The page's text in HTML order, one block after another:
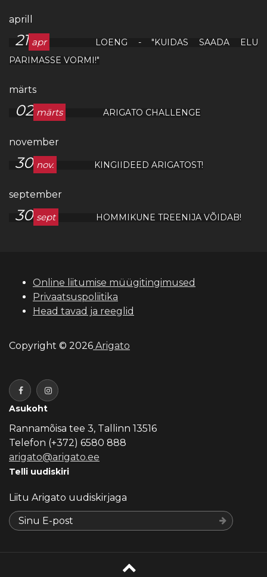
aprill
21 apr
LOENG - "KUIDAS SAADA ELU
PARIMASSE VORMI!"
märts
02 märts ARIGATO CHALLENGE
november
30 nov. KINGIIDEED ARIGATOST!
september
30 sept HOMMIKUNE TREENIJA VÕIDAB!
Online liitumise müügitingimused
Privaatsuspoliitika
Head tavad ja reeglid
Copyright © 2026 Arigato
Asukoht
Rannamõisa tee 3, Tallinn 13516
Telefon (+372) 6580 888
arigato@arigato.ee
Telli uudiskiri
Liitu Arigato uudiskirjaga